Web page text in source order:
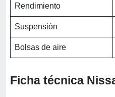
Rendimiento
Suspensión
Bolsas de aire
Ficha técnica